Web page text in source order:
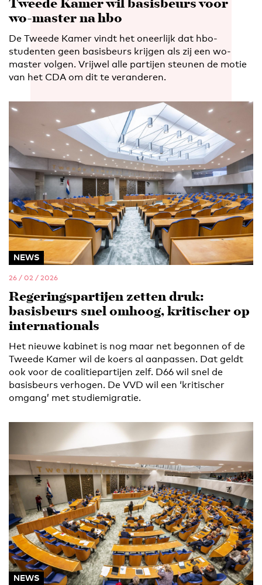
Tweede Kamer wil basisbeurs voor
wo-master na hbo
De Tweede Kamer vindt het oneerlijk dat hbo-
studenten geen basisbeurs krijgen als zij een wo-
master volgen. Vrijwel alle partijen steunen de motie
van het CDA om dit te veranderen.
NEWS
26 / 02 / 2026
Regeringspartijen zetten druk:
basisbeurs snel omhoog, kritischer op
internationals
Het nieuwe kabinet is nog maar net begonnen of de
Tweede Kamer wil de koers al aanpassen. Dat geldt
ook voor de coalitiepartijen zelf. D66 wil snel de
basisbeurs verhogen. De VVD wil een ‘kritischer
omgang’ met studiemigratie.
NEWS